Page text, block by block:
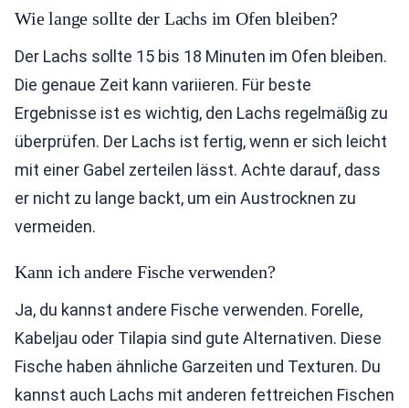
Wie lange sollte der Lachs im Ofen bleiben?
Der Lachs sollte 15 bis 18 Minuten im Ofen bleiben.
Die genaue Zeit kann variieren. Für beste
Ergebnisse ist es wichtig, den Lachs regelmäßig zu
überprüfen. Der Lachs ist fertig, wenn er sich leicht
mit einer Gabel zerteilen lässt. Achte darauf, dass
er nicht zu lange backt, um ein Austrocknen zu
vermeiden.
Kann ich andere Fische verwenden?
Ja, du kannst andere Fische verwenden. Forelle,
Kabeljau oder Tilapia sind gute Alternativen. Diese
Fische haben ähnliche Garzeiten und Texturen. Du
kannst auch Lachs mit anderen fettreichen Fischen